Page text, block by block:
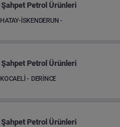
Şahpet Petrol Ürünleri
HATAY-İSKENDERUN -
Şahpet Petrol Ürünleri
KOCAELİ - DERİNCE
Şahpet Petrol Ürünleri